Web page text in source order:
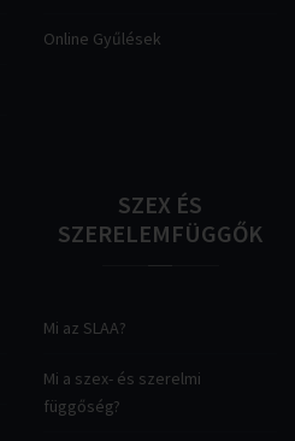
Online Gyűlések
SZEX ÉS
SZERELEMFÜGGŐK
Mi az SLAA?
Mi a szex- és szerelmi
függőség?